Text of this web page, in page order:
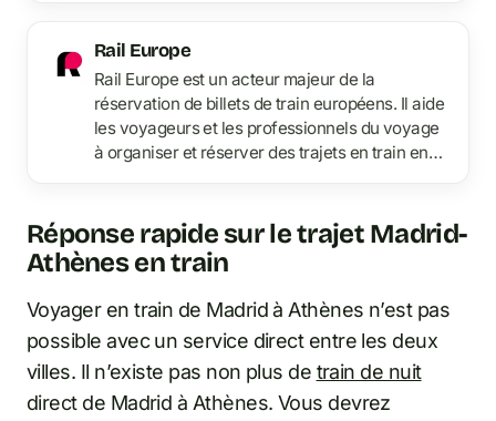
Rail Europe
Rail Europe est un acteur majeur de la
réservation de billets de train européens. Il aide
les voyageurs et les professionnels du voyage
à organiser et réserver des trajets en train en
Réponse rapide sur le trajet Madrid-
Athènes en train
Voyager en train de Madrid à Athènes n’est pas
possible avec un service direct entre les deux
villes. Il n’existe pas non plus de train de nuit
direct de Madrid à Athènes. Vous devrez